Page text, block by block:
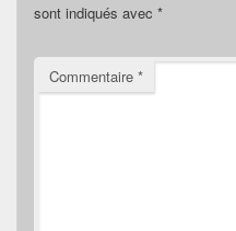
sont indiqués avec *
Commentaire *